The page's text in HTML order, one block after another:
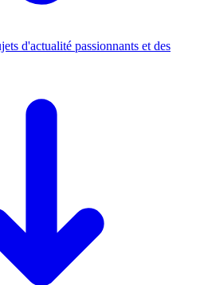
d'actualité passionnants et des